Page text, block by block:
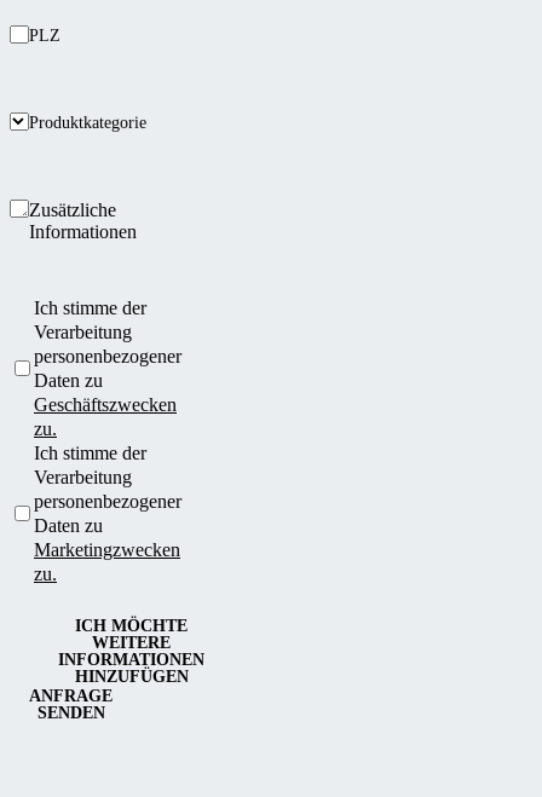
PLZ
Produktkategorie
Zusätzliche
Informationen
Ich stimme der
Verarbeitung
personenbezogener
Daten zu
Geschäftszwecken
zu.
Ich stimme der
Verarbeitung
personenbezogener
Daten zu
Marketingzwecken
zu.
ANFRAGE
SENDEN
ICH MÖCHTE
WEITERE
INFORMATIONEN
HINZUFÜGEN